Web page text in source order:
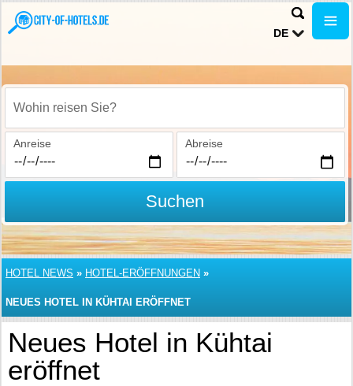
DE
Wohin reisen Sie?
Anreise Abreise
Suchen
HOTEL NEWS » HOTEL-ERÖFFNUNGEN »
NEUES HOTEL IN KÜHTAI ERÖFFNET
Neues Hotel in Kühtai
eröffnet